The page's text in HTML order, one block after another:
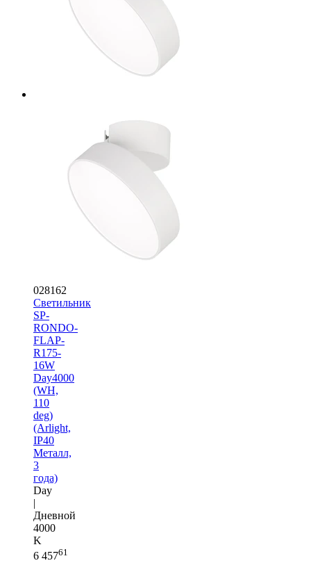
028162
Светильник
SP-
RONDO-
FLAP-
R175-
16W
Day4000
(WH,
110
deg)
(Arlight,
IP40
Металл,
3
года)
Day
|
Дневной
4000
K
6 45761